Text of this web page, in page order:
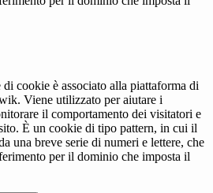
di cookie è associato alla piattaforma di
Viene utilizzato per aiutare i
il comportamento dei visitatori e
È un cookie di tipo pattern, in cui il
una breve serie di numeri e lettere, che
per il dominio che imposta il